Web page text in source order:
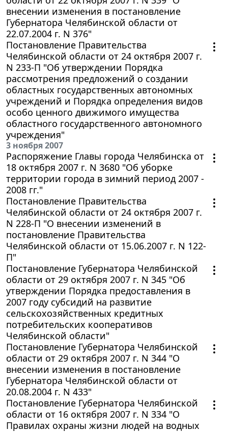
внесении изменения в постановление
Губернатора Челябинской области от
22.07.2004 г. N 376"
Постановление Правительства
Челябинской области от 24 октября 2007 г.
N 233-П "Об утверждении Порядка
рассмотрения предложений о создании
областных государственных автономных
учреждений и Порядка определения видов
особо ценного движимого имущества
областного государственного автономного
учреждения"
3 ноября 2007
Распоряжение Главы города Челябинска от
18 октября 2007 г. N 3680 "Об уборке
территории города в зимний период 2007 -
2008 гг."
Постановление Правительства
Челябинской области от 24 октября 2007 г.
N 228-П "О внесении изменений в
постановление Правительства
Челябинской области от 15.06.2007 г. N 122-
П"
Постановление Губернатора Челябинской
области от 29 октября 2007 г. N 345 "Об
утверждении Порядка предоставления в
2007 году субсидий на развитие
сельскохозяйственных кредитных
потребительских кооперативов
Челябинской области"
Постановление Губернатора Челябинской
области от 29 октября 2007 г. N 344 "О
внесении изменения в постановление
Губернатора Челябинской области от
20.08.2004 г. N 433"
Постановление Губернатора Челябинской
области от 16 октября 2007 г. N 334 "О
Правилах охраны жизни людей на водных